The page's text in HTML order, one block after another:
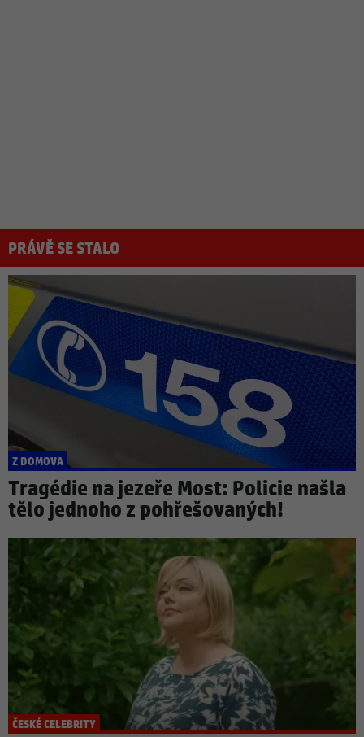
PRÁVĚ SE STALO
Z DOMOVA
Tragédie na jezeře Most: Policie našla
tělo jednoho z pohřešovaných!
ČESKÉ CELEBRITY